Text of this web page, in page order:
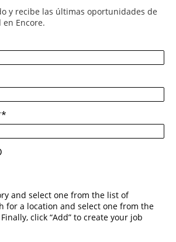
y recibe las últimas oportunidades de
Encore.
and select one from the list of
for a location and select one from the
click “Add” to create your job